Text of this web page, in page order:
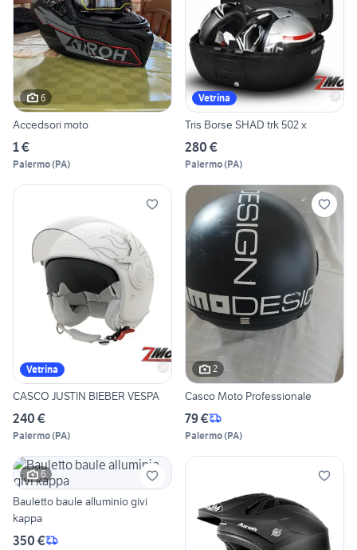
6
Accedsori moto
1 €
Palermo(PA)
Vetrina
Tris Borse SHAD trk 502 x
280 €
Palermo(PA)
Vetrina
CASCO JUSTIN BIEBER VESPA
240 €
Palermo(PA)
2
Casco Moto Professionale
79 €
Palermo(PA)
6
Bauletto baule alluminio givi
kappa
350 €